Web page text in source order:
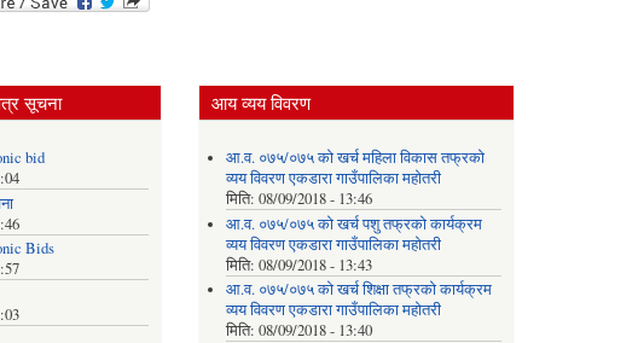
सूचना
bid
Bids
आय व्यय विवरण
आ.व. ०७५/०७५ को खर्च महिला विकास तफ्रको
व्यय विवरण एकडारा गाउँपालिका महोतरी
मिति:08/09/2018 - 13:46
आ.व. ०७५/०७५ को खर्च पशु तफ्रको कार्यक्रम
व्यय विवरण एकडारा गाउँपालिका महोतरी
मिति:08/09/2018 - 13:43
आ.व. ०७५/०७५ को खर्च शिक्षा तफ्रको कार्यक्रम
व्यय विवरण एकडारा गाउँपालिका महोतरी
मिति:08/09/2018 - 13:40